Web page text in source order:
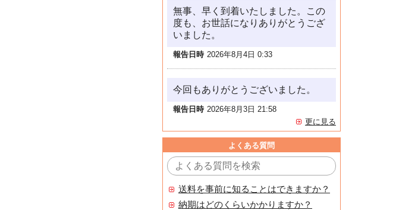
無事、早く到着いたしました。この
度も、お世話になりありがとうござ
いました。
報告日時 2026年8月4日 0:33
今回もありがとうございました。
報告日時 2026年8月3日 21:58
更に見る
よくある質問
送料を事前に知ることはできますか？
納期はどのくらいかかりますか？